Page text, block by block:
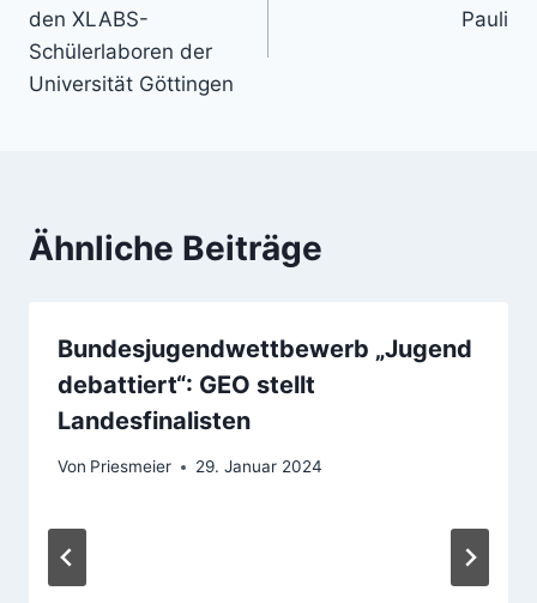
den XLABS-
Schülerlaboren der
Universität Göttingen
Pauli
Ähnliche Beiträge
Bundesjugendwettbewerb „Jugend
debattiert“: GEO stellt
Landesfinalisten
Von Priesmeier 29. Januar 2024